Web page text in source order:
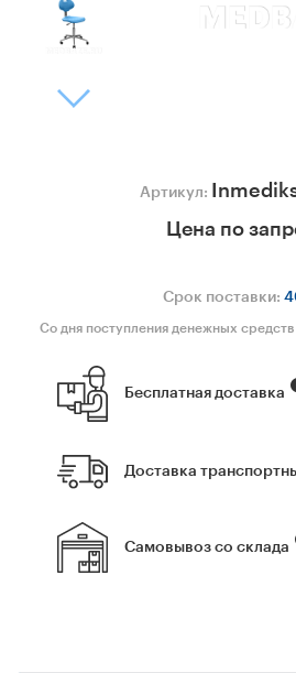
Артикул:
Цена по
Срок поставки:
Со дня поступления денежных
Бесплатная доставка
Доставка
Самовывоз со склада